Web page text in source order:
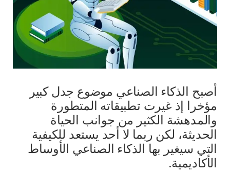
أصبح الذكاء الصناعي موضوع جدل كبير
مؤخرا إذ غيرت تطبيقاته المتطورة
والمدهشة الكثير من جوانب الحياة
الحديثة، لكن ربما لا أحد يستعد للكيفية
التي سيغير بها الذكاء الصناعي الأوساط
الأكاديمية.